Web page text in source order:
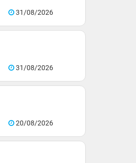
31/08/2026
31/08/2026
20/08/2026